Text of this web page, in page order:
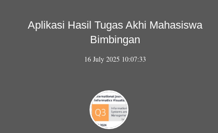
Aplikasi Hasil Tugas Akhi Mahasiswa
Bimbingan
16 July 2025 10:07:33